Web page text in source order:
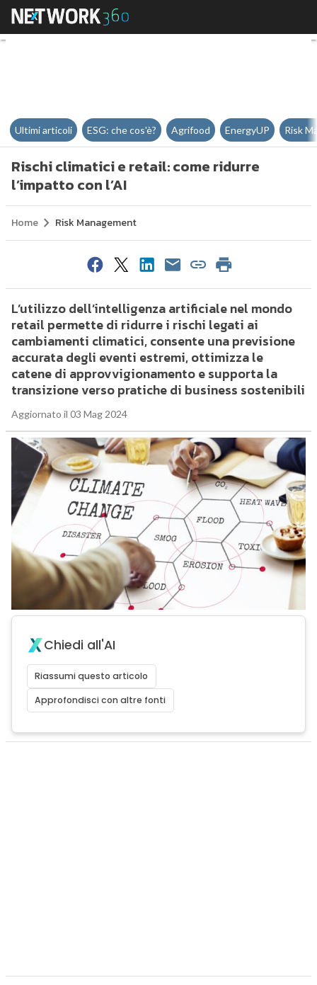
Rischi climatici e retail: come
Ultimi articoli ESG: che cos'è? Agrifood EnergyUP Risk
Rischi climatici e retail: come ridurre
l’impatto con l’AI
Home Risk Management
L’utilizzo dell’intelligenza artificiale nel mondo
retail permette di ridurre i rischi legati ai
cambiamenti climatici, consente una previsione
accurata degli eventi estremi, ottimizza le
catene di approvvigionamento e supporta la
transizione verso pratiche di business sostenibili
Aggiornato il 03 Mag 2024
Chiedi all'AI
Riassumi questo articolo
Approfondisci con altre fonti